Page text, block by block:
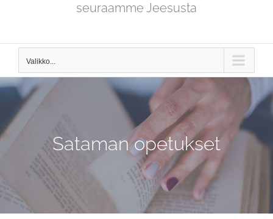
seuraamme Jeesusta
Valikko...
Sataman opetukset